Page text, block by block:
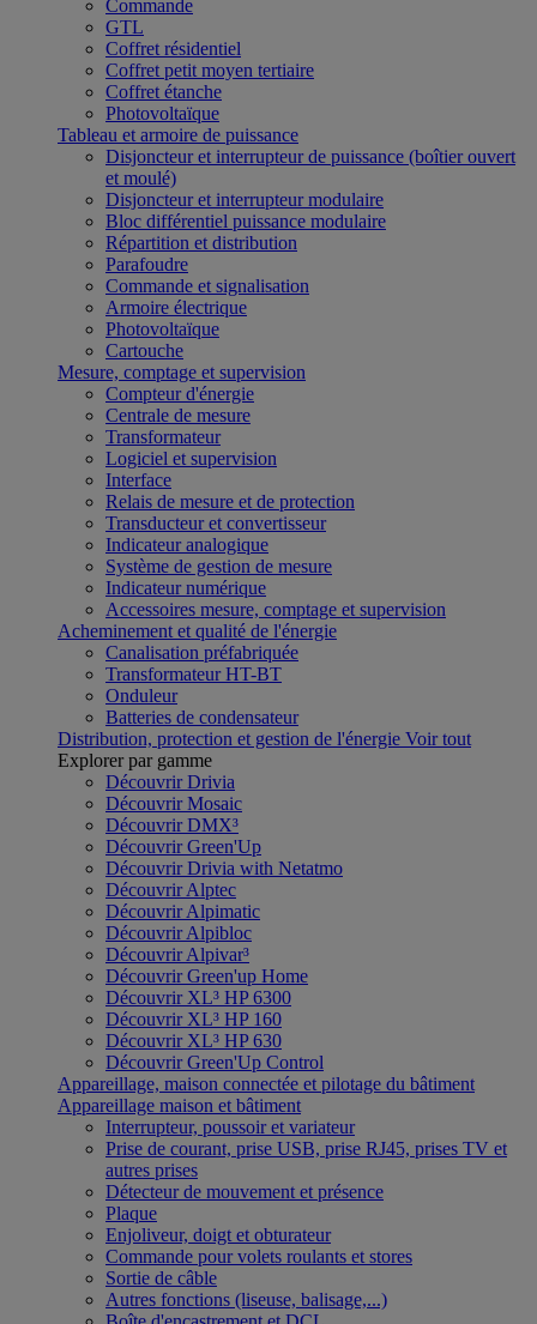
Commande
GTL
Coffret résidentiel
Coffret petit moyen tertiaire
Coffret étanche
Photovoltaïque
Tableau et armoire de puissance
Disjoncteur et interrupteur de puissance (boîtier ouvert
et moulé)
Disjoncteur et interrupteur modulaire
Bloc différentiel puissance modulaire
Répartition et distribution
Parafoudre
Commande et signalisation
Armoire électrique
Photovoltaïque
Cartouche
Mesure, comptage et supervision
Compteur d'énergie
Centrale de mesure
Transformateur
Logiciel et supervision
Interface
Relais de mesure et de protection
Transducteur et convertisseur
Indicateur analogique
Système de gestion de mesure
Indicateur numérique
Accessoires mesure, comptage et supervision
Acheminement et qualité de l'énergie
Canalisation préfabriquée
Transformateur HT-BT
Onduleur
Batteries de condensateur
Distribution, protection et gestion de l'énergie Voir tout
Explorer par gamme
Découvrir Drivia
Découvrir Mosaic
Découvrir DMX³
Découvrir Green'Up
Découvrir Drivia with Netatmo
Découvrir Alptec
Découvrir Alpimatic
Découvrir Alpibloc
Découvrir Alpivar³
Découvrir Green'up Home
Découvrir XL³ HP 6300
Découvrir XL³ HP 160
Découvrir XL³ HP 630
Découvrir Green'Up Control
Appareillage, maison connectée et pilotage du bâtiment
Appareillage maison et bâtiment
Interrupteur, poussoir et variateur
Prise de courant, prise USB, prise RJ45, prises TV et
autres prises
Détecteur de mouvement et présence
Plaque
Enjoliveur, doigt et obturateur
Commande pour volets roulants et stores
Sortie de câble
Autres fonctions (liseuse, balisage,...)